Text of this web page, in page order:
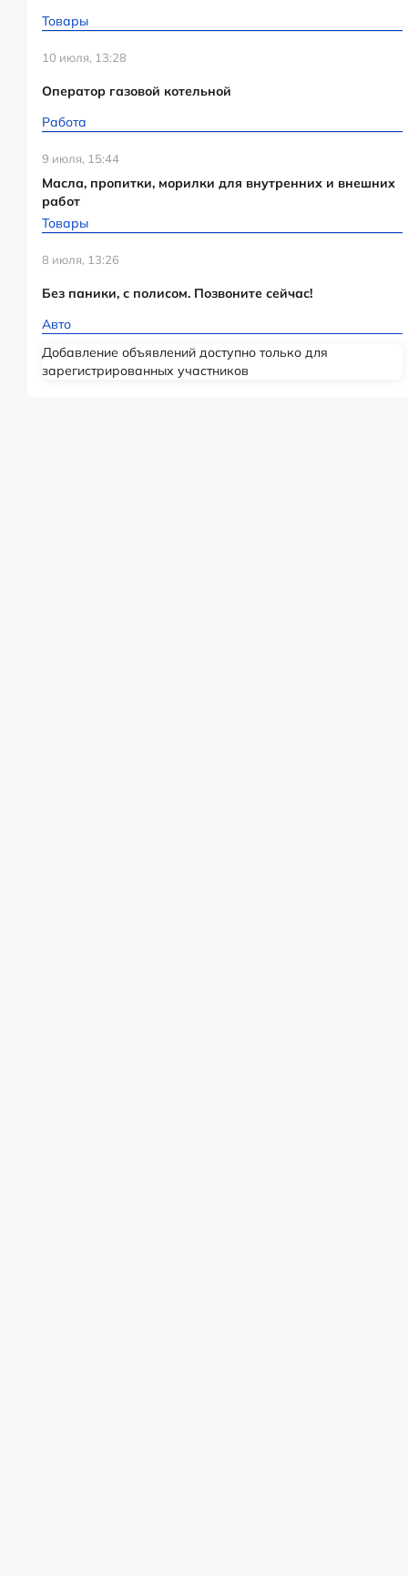
Товары
10 июля, 13:28
Оператор газовой котельной
Работа
9 июля, 15:44
Масла, пропитки, морилки для внутренних и внешних
работ
Товары
8 июля, 13:26
Без паники, с полисом. Позвоните сейчас!
Авто
Добавление объявлений доступно только для
зарегистрированных участников